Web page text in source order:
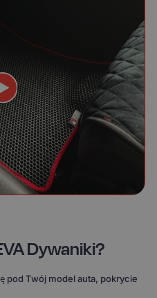
Dywaniki?
pod Twój model auta, pokrycie